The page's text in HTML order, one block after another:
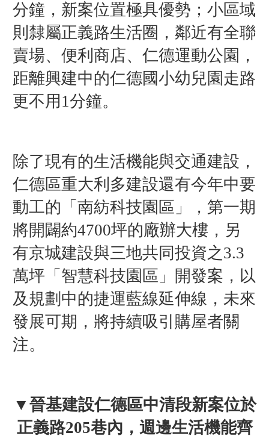
分鐘，新案位置極具優勢；小區域
則隸屬正義路生活圈，鄰近有全聯
賣場、便利商店、仁德運動公園，
距離興建中的仁德國小幼兒園走路
更不用1分鐘。
除了現有的生活機能與交通建設，
仁德區重大利多建設還有今年中要
動工的「南紡科技園區」，第一期
將開闢約4700坪的廠辦大樓，另
有京城建設與三地共同投資之3.3
萬坪「智慧科技園區」開發案，以
及規劃中的捷運藍線延伸線，未來
發展可期，將持續吸引購屋者關
注。
▼ 晉基建設仁德區中清段新案位於
正義路205巷內，週邊生活機能齊